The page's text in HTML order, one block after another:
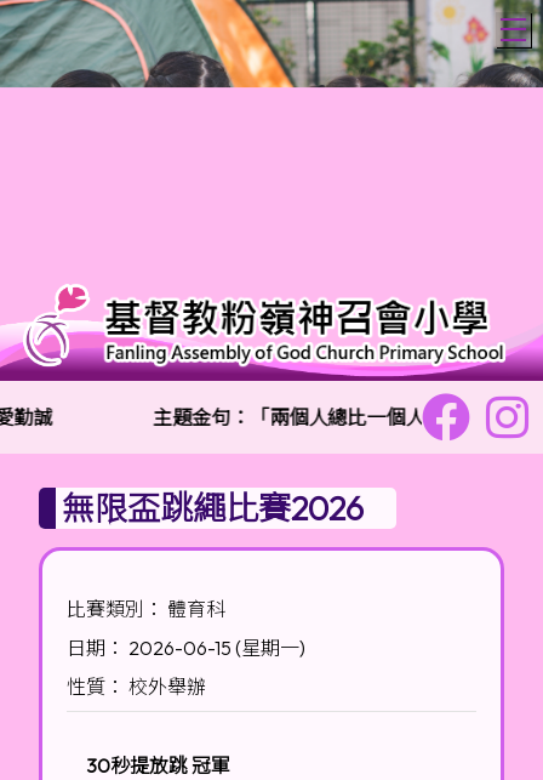
勤誠 主題金句：「兩個人總比一個人好,因為二人
無限盃跳繩比賽2026
比賽類別： 體育科
日期： 2026-06-15 (星期一)
性質： 校外舉辦
30秒提放跳 冠軍